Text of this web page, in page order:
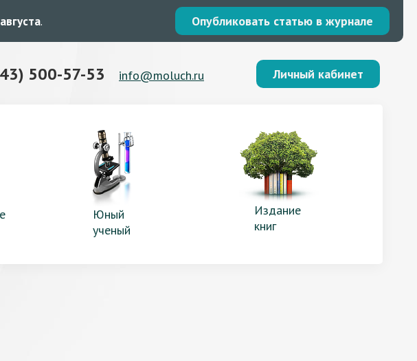
. Опубликовать статью в журнале
500-57-53 info@moluch.ru Личный кабинет
Юный
ученый
Издание
книг